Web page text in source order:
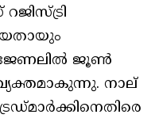
ജേണലില്‍ ജൂണ്‍
വ്യക്തമാകുന്നു. നാല്